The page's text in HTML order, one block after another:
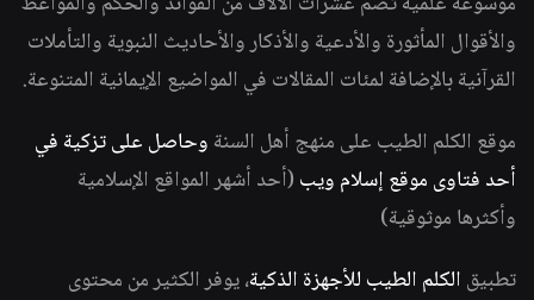
والأقوال المأثورة والأدعية والأذكار والأحاديث النبوية والتأملات
القرآنية بالإضافة لمئات المقالات في المواضيع الإيمانية المتنوعة.
موقع الكلم الطيب على منهج أهل السنة وحاصل على تزكية في
أحد فتاوى موقع إسلام ويب (أحد أشهر المواقع الإسلامية
وأكثرها موثوقية)
تطبيق الكلم الطيب للأجهزة الذكية، يوفر الكثير من محتوى